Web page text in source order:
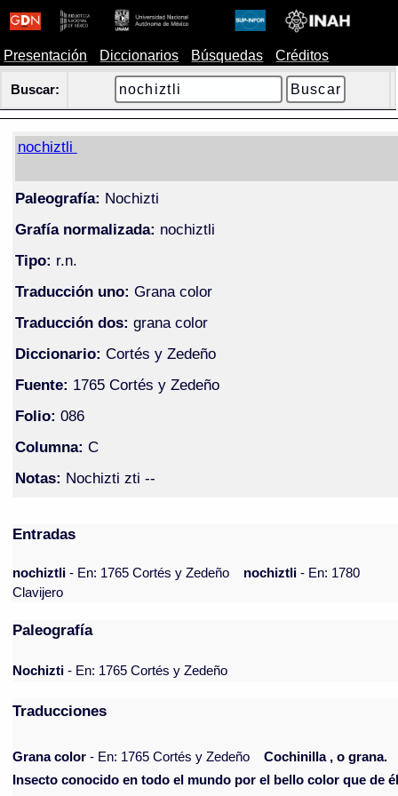
Presentación Diccionarios Búsquedas Créditos
Buscar:
nochiztli
Paleografía: Nochizti
Grafía normalizada: nochiztli
Tipo: r.n.
Traducción uno: Grana color
Traducción dos: grana color
Diccionario: Cortés y Zedeño
Fuente: 1765 Cortés y Zedeño
Folio: 086
Columna: C
Notas: Nochizti zti --
Entradas
nochiztli- En: 1765 Cortés y Zedeño nochiztli- En: 1780
Clavijero
Paleografía
Nochizti - En: 1765 Cortés y Zedeño
Traducciones
Grana color - En: 1765 Cortés y Zedeño
Cochinilla , o grana.
Insecto conocido en todo el mundo por el bello color que de